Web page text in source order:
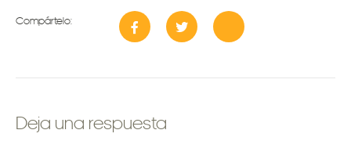
Compártelo:
Deja una respuesta